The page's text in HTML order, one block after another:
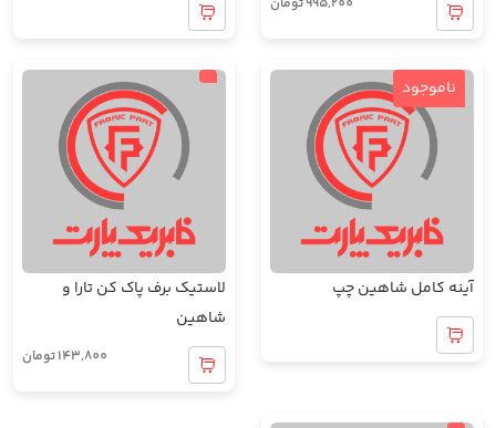
ناموجود
آینه کامل شاهین چپ
لاستیک برف پاک کن تارا و
شاهین
143,800تومان